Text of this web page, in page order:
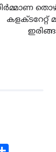
കളക്ടറേറ്റ്